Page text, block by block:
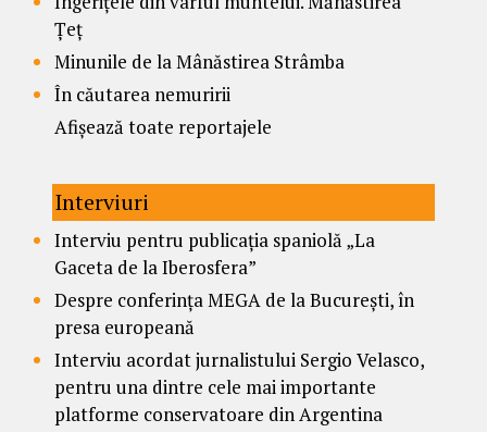
Țeț
Minunile de la Mânăstirea Strâmba
În căutarea nemuririi
Afișează toate reportajele
Interviuri
Interviu pentru publicația spaniolă „La
Gaceta de la Iberosfera”
Despre conferința MEGA de la București, în
presa europeană
Interviu acordat jurnalistului Sergio Velasco,
pentru una dintre cele mai importante
platforme conservatoare din Argentina